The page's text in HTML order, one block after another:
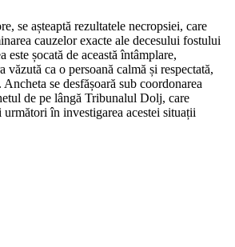
se așteaptă rezultatele necropsiei, care
cauzelor exacte ale decesului fostului
este șocată de această întâmplare,
ca o persoană calmă și respectată,
se desfășoară sub coordonarea
de pe lângă Tribunalul Dolj, care
următori în investigarea acestei situații